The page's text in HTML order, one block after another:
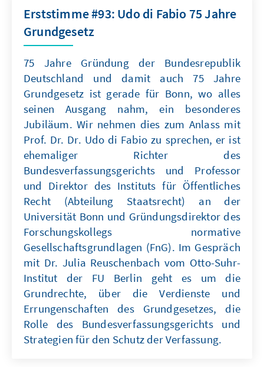
Erststimme #93: Udo di Fabio 75 Jahre
Grundgesetz
75 Jahre Gründung der Bundesrepublik
Deutschland und damit auch 75 Jahre
Grundgesetz ist gerade für Bonn, wo alles
seinen Ausgang nahm, ein besonderes
Jubiläum. Wir nehmen dies zum Anlass mit
Prof. Dr. Dr. Udo di Fabio zu sprechen, er ist
ehemaliger Richter des
Bundesverfassungsgerichts und Professor
und Direktor des Instituts für Öffentliches
Recht (Abteilung Staatsrecht) an der
Universität Bonn und Gründungsdirektor des
Forschungskollegs normative
Gesellschaftsgrundlagen (FnG). Im Gespräch
mit Dr. Julia Reuschenbach vom Otto-Suhr-
Institut der FU Berlin geht es um die
Grundrechte, über die Verdienste und
Errungenschaften des Grundgesetzes, die
Rolle des Bundesverfassungsgerichts und
Strategien für den Schutz der Verfassung.